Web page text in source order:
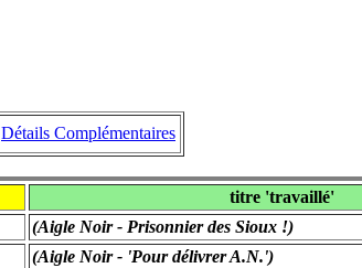
Détails Complémentaires
titre 'travaillé'
(Aigle Noir - Prisonnier des Sioux !)
(Aigle Noir - 'Pour délivrer A.N.')